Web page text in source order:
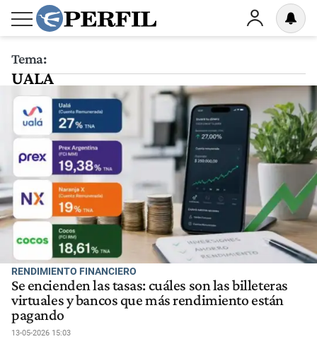
Tema:
UALA
RENDIMIENTO FINANCIERO
Se encienden las tasas: cuáles son las billeteras
virtuales y bancos que más rendimiento están
pagando
13-05-2026 15:03